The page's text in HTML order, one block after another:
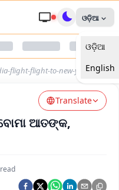
ଓଡ଼ିଆ
ଓଡ଼ିଆ
English
flight-flight-to-new-york
Translate
ଆତଙ୍କ,